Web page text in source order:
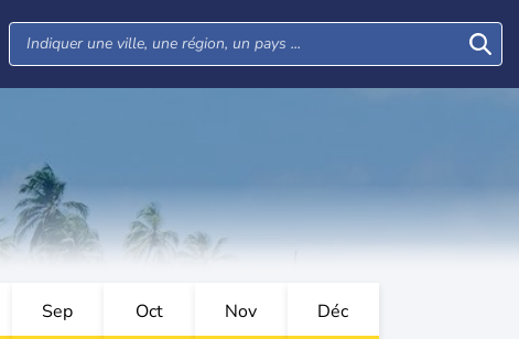
Sep Oct Nov Déc